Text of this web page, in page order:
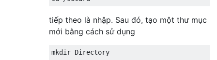
tiếp theo là nhập. Sau đó, tạo một thư mục
mới bằng cách sử dụng